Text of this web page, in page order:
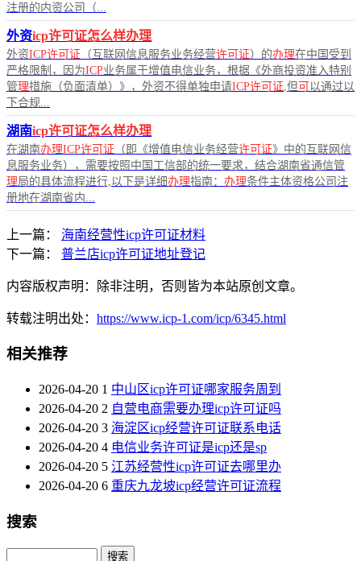
注册的内资公司（...
外资icp许可证怎么样办理
外资ICP许可证 （互联网信息服务业务经营许可证）的办理在中国受到
严格限制，因为ICP业务属于增值电信业务，根据《外商投资准入特别
管理措施（负面清单）》，外资不得单独申请ICP许可证 ,但可以通过以
下合规...
湖南icp许可证怎么样办理
在湖南办理ICP许可证 （即《增值电信业务经营许可证》中的互联网信
息服务业务），需要按照中国工信部的统一要求，结合湖南省通信管
理局的具体流程进行,以下是详细办理指南： 办理条件主体资格公司注
册地在湖南省内...
上一篇：
海南经营性icp许可证材料
下一篇：
普兰店icp许可证地址登记
内容版权声明：除非注明，否则皆为本站原创文章。
转载注明出处： https://www.icp-1.com/icp/6345.html
相关推荐
2026-04-20 1 中山区icp许可证哪家服务周到
2026-04-20 2 自营电商需要办理icp许可证吗
2026-04-20 3 海淀区icp经营许可证联系电话
2026-04-20 4 电信业务许可证是icp还是sp
2026-04-20 5 江苏经营性icp许可证去哪里办
2026-04-20 6 重庆九龙坡icp经营许可证流程
搜索
Search